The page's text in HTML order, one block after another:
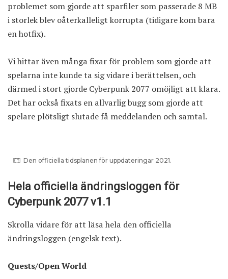
problemet som gjorde att sparfiler som passerade 8 MB
i storlek blev oåterkalleligt korrupta (tidigare kom bara
en hotfix).
Vi hittar även många fixar för problem som gjorde att
spelarna inte kunde ta sig vidare i berättelsen, och
därmed i stort gjorde Cyberpunk 2077 omöjligt att klara.
Det har också fixats en allvarlig bugg som gjorde att
spelare plötsligt slutade få meddelanden och samtal.
Den officiella tidsplanen för uppdateringar 2021.
Hela officiella ändringsloggen för
Cyberpunk 2077 v1.1
Skrolla vidare för att läsa hela den officiella
ändringsloggen (engelsk text).
Quests/Open World